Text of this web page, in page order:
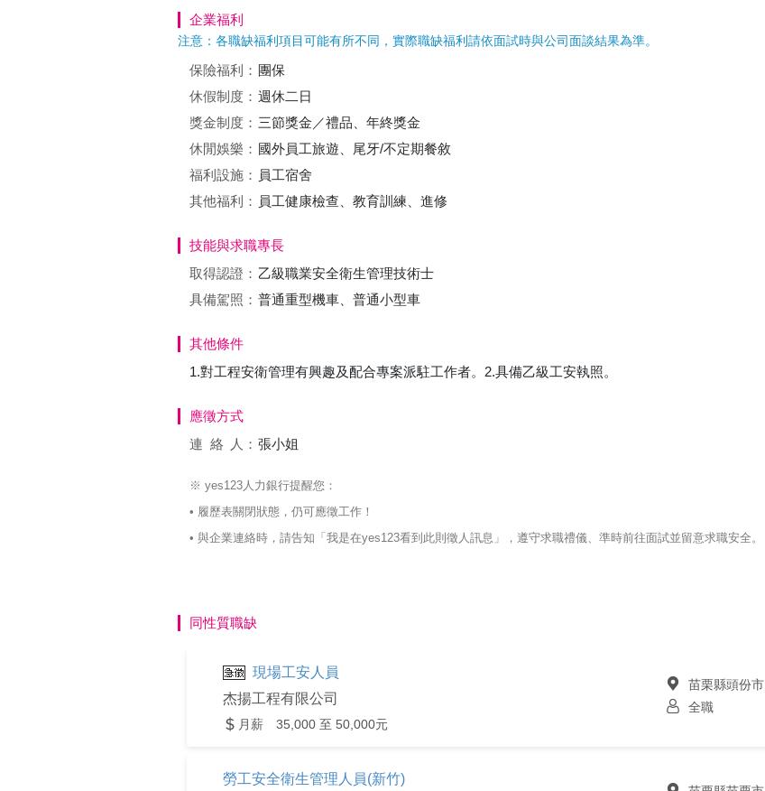
企業福利
注意：各職缺福利項目可能有所不同，實際職缺福利請依面試時與公司面談結果為準。
保險福利： 團保
休假制度： 週休二日
獎金制度： 三節獎金／禮品、年終獎金
休閒娛樂： 國外員工旅遊、尾牙/不定期餐敘
福利設施： 員工宿舍
其他福利： 員工健康檢查、教育訓練、進修
技能與求職專長
取得認證： 乙級職業安全衛生管理技術士
具備駕照： 普通重型機車、普通小型車
其他條件
1.對工程安衛管理有興趣及配合專案派駐工作者。2.具備乙級工安執照。
應徵方式
連絡
人： 張小姐
※ yes123人力銀行提醒您：
• 履歷表關閉狀態，仍可應徵工作！
• 與企業連絡時，請告知「我是在yes123看到此則徵人訊息」，遵守求職禮儀、準時前往面試並留意求職安全。
同性質職缺
現場工安人員
杰揚工程有限公司
月薪 35,000 至 50,000元
苗栗縣頭份市
全職
勞工安全衛生管理人員(新竹)